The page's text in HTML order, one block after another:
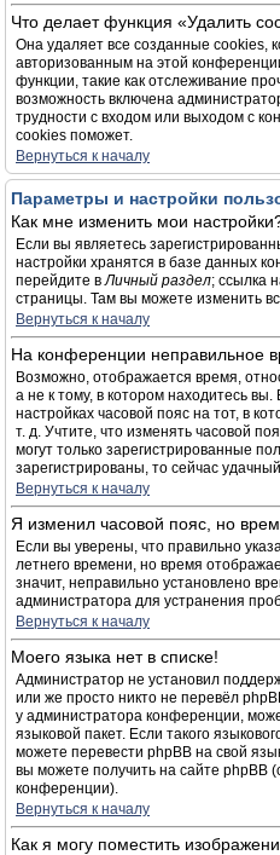
Что делает функция «Удалить
Она удаляет все созданные cookies,
авторизованным на этой
функции, такие как отслеживание
возможность включена
трудности с входом или выходом с
cookies поможет.
Вернуться к началу
Параметры и настройки
Как мне изменить мои
Если вы являетесь
настройки хранятся в базе данных
перейдите вЛичный раздел; ссылка
страницы. Там вы можете изменить
Вернуться к началу
На конференции неправильное
Возможно, отображается время,
а не к тому, в котором находитесь
настройках часовой пояс на тот, в
т. д. Учтите, что изменять часовой
могут только зарегистрированные
зарегистрированы, то сейчас
Вернуться к началу
Я изменил часовой пояс, но
Если вы уверены, что правильно
летнего времени, но время
значит, неправильно установлено
администратора для устранения
Вернуться к началу
Моего языка нет в списке!
Администратор не установил
или же просто никто не перевёл
у администратора конференции,
языковой пакет. Если такого
можете перевести phpBB на свой
вы можете получить на сайте phpBB
конференции).
Вернуться к началу
Как я могу поместить